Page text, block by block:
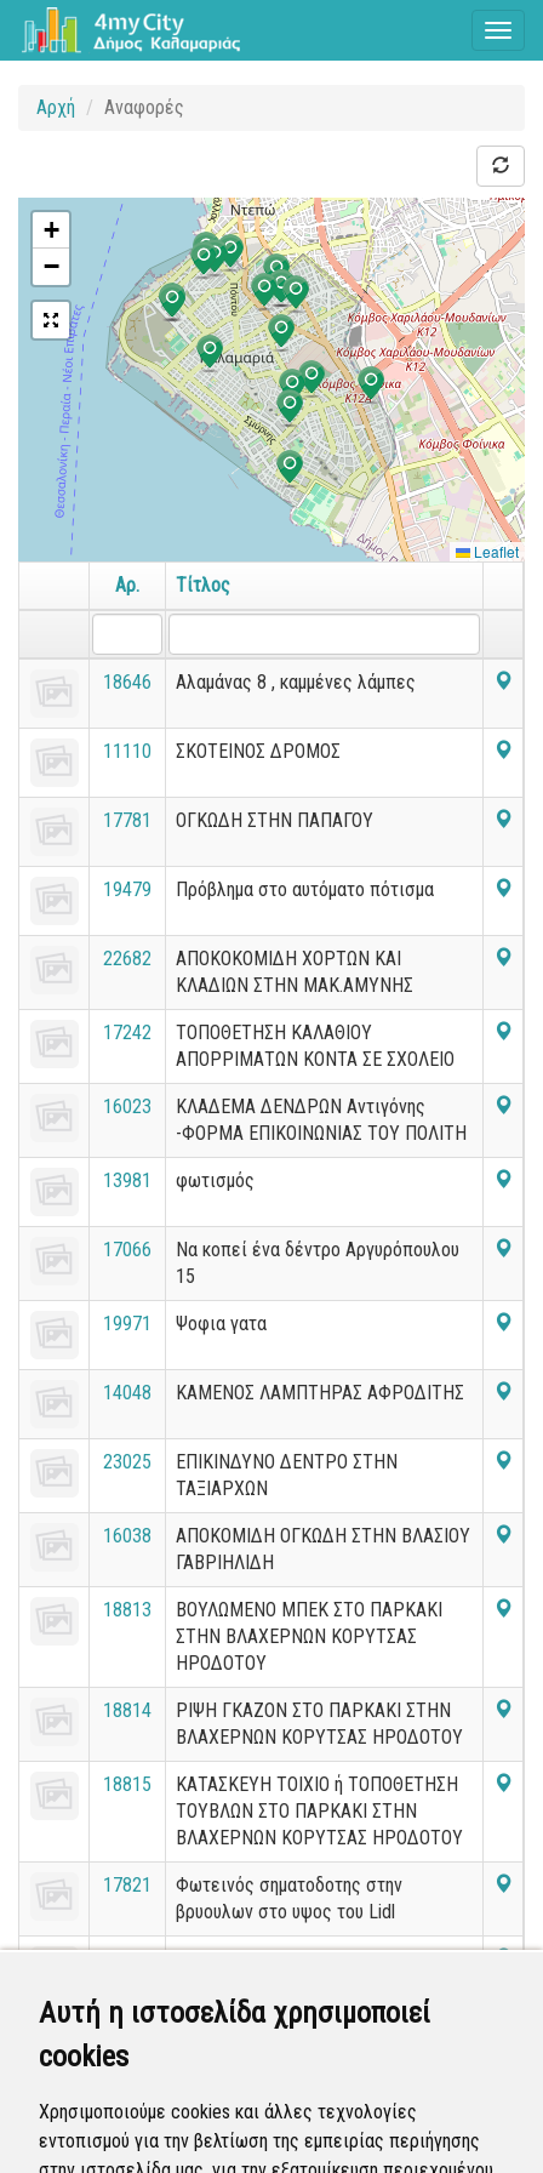
Αυτή η ιστοσελίδα χρησιμοποιεί
cookies
Χρησιμοποιούμε cookies και άλλες τεχνολογίες
εντοπισμού για την βελτίωση της εμπειρίας περιήγησης
Αρχή Αναφορές
+
−
Leaflet
Αρ. Τίτλος
18646 Αλαμάνας 8 , καμμένες λάμπες
11110 ΣΚΟΤΕΙΝΟΣ ΔΡΟΜΟΣ
17781 ΟΓΚΩΔΗ ΣΤΗΝ ΠΑΠΑΓΟΥ
19479 Πρόβλημα στο αυτόματο πότισμα
22682
ΑΠΟΚΟΚΟΜΙΔΗ ΧΟΡΤΩΝ ΚΑΙ
ΚΛΑΔΙΩΝ ΣΤΗΝ ΜΑΚ.ΑΜΥΝΗΣ
17242
ΤΟΠΟΘΕΤΗΣΗ ΚΑΛΑΘΙΟΥ
ΑΠΟΡΡΙΜΑΤΩΝ ΚΟΝΤΑ ΣΕ ΣΧΟΛΕΙΟ
16023
ΚΛΑΔΕΜΑ ΔΕΝΔΡΩΝ Αντιγόνης
-ΦΟΡΜΑ ΕΠΙΚΟΙΝΩΝΙΑΣ ΤΟΥ ΠΟΛΙΤΗ
13981 φωτισμός
17066
Να κοπεί ένα δέντρο Αργυρόπουλου
15
19971 Ψοφια γατα
14048 ΚΑΜΕΝΟΣ ΛΑΜΠΤΗΡΑΣ ΑΦΡΟΔΙΤΗΣ
23025
ΕΠΙΚΙΝΔΥΝΟ ΔΕΝΤΡΟ ΣΤΗΝ
ΤΑΞΙΑΡΧΩΝ
16038
ΑΠΟΚΟΜΙΔΗ ΟΓΚΩΔΗ ΣΤΗΝ ΒΛΑΣΙΟΥ
ΓΑΒΡΙΗΛΙΔΗ
18813
ΒΟΥΛΩΜΕΝΟ ΜΠΕΚ ΣΤΟ ΠΑΡΚΑΚΙ
ΣΤΗΝ ΒΛΑΧΕΡΝΩΝ ΚΟΡΥΤΣΑΣ
ΗΡΟΔΟΤΟΥ
18814
ΡΙΨΗ ΓΚΑΖΟΝ ΣΤΟ ΠΑΡΚΑΚΙ ΣΤΗΝ
ΒΛΑΧΕΡΝΩΝ ΚΟΡΥΤΣΑΣ ΗΡΟΔΟΤΟΥ
18815
ΚΑΤΑΣΚΕΥΗ ΤΟΙΧΙΟ ή ΤΟΠΟΘΕΤΗΣΗ
ΤΟΥΒΛΩΝ ΣΤΟ ΠΑΡΚΑΚΙ ΣΤΗΝ
ΒΛΑΧΕΡΝΩΝ ΚΟΡΥΤΣΑΣ ΗΡΟΔΟΤΟΥ
17821
Φωτεινός σηματοδοτης στην
βρυουλων στο υψος του Lidl
18252
ΧΑΛΑΣΜΕΝΟΣ ΚΑΔΟΣ ΣΤΗΝ
15850 Ογκωδη ΣΤΗΝ ΓΡΗΓΟΡΙΟΥ Ε